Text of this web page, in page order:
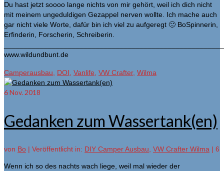
Du hast jetzt soooo lange nichts von mir gehört, weil ich dich nicht
mit meinem ungeduldigen Gezappel nerven wollte. Ich mache auch
gar nicht viele Worte, dafür bin ich viel zu aufgeregt 🙂 BoSpinnerin,
Erfinderin, Forscherin, Schreiberin.
www.wildundbunt.de
Camperausbau DOI Vanlife VW Crafter, Wilma
6Nov. 2018
Gedanken zum Wassertank(en)
von Bo | Veröffentlicht in: DIY Camper Ausbau, VW Crafter Wilma | 6
Wenn ich so des nachts wach liege, weil mal wieder der